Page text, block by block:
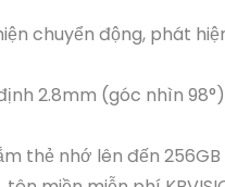
chuyển động, phát
2.8mm (góc nhìn 98°)
thẻ nhớ lên đến 256GB